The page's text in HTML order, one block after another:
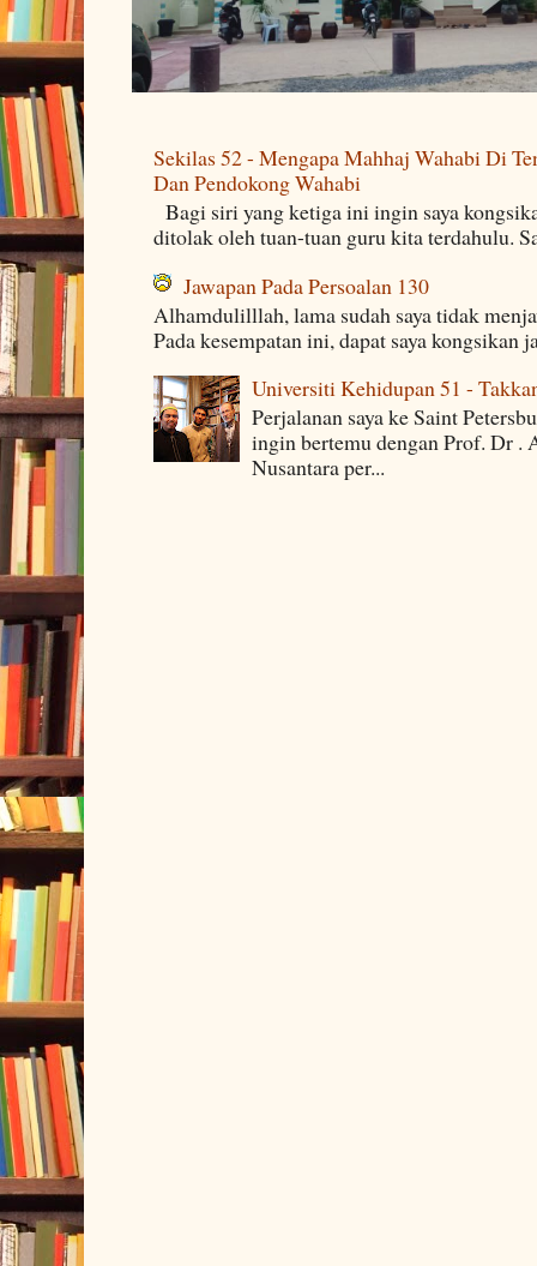
Sekilas 52 - Mengapa Mahhaj Wahabi Di
Dan Pendokong Wahabi
Bagi siri yang ketiga ini ingin saya
ditolak oleh tuan-tuan guru kita terdahulu.
Jawapan Pada Persoalan 130
Alhamdulilllah, lama sudah saya tidak
Pada kesempatan ini, dapat saya kongsikan
Universiti Kehidupan 51 -
Perjalanan saya ke Saint
ingin bertemu dengan Prof. Dr
Nusantara per...